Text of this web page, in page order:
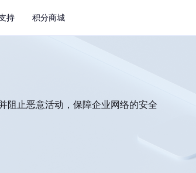
持 积分商城
阻止恶意活动，保障企业网络的安全